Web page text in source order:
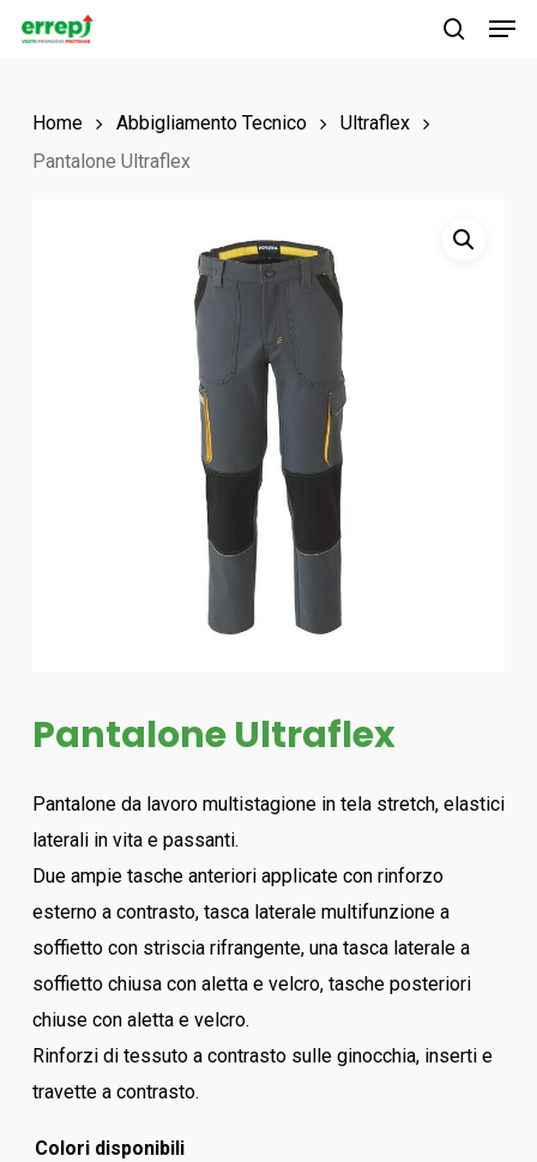
Skip
contentHome Abbigliamento Tecnico
Ultraflex
Pantalone Ultraflex
Pantalone Ultraflex
Pantalone da lavoro multistagione in tela stretch, elastici
laterali in vita e passanti.
Due ampie tasche anteriori applicate con rinforzo
esterno a contrasto, tasca laterale multifunzione a
soffietto con striscia rifrangente, una tasca laterale a
soffietto chiusa con aletta e velcro, tasche posteriori
chiuse con aletta e velcro.
Rinforzi di tessuto a contrasto sulle ginocchia, inserti e
travette a contrasto.
Colori disponibili